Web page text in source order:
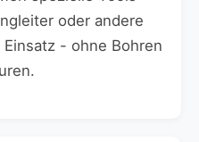
oder andere
- ohne Bohren